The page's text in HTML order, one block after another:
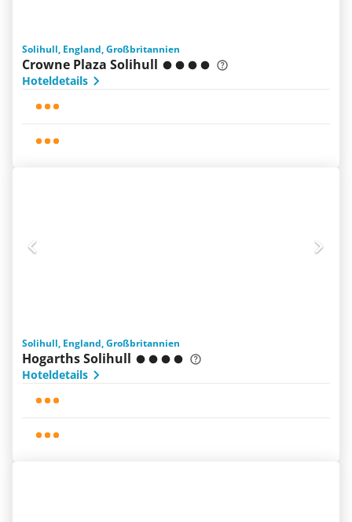
Solihull, England, Großbritannien
Crowne Plaza Solihull
Hoteldetails
Solihull, England, Großbritannien
Hogarths Solihull
Hoteldetails